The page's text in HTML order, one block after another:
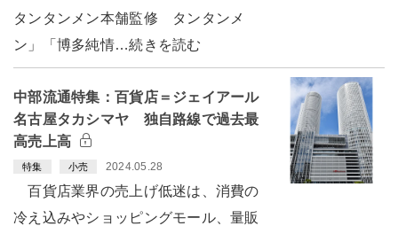
タンタンメン本舗監修 タンタンメ
ン」「博多純情…続きを読む
中部流通特集：百貨店＝ジェイアール
名古屋タカシマヤ 独自路線で過去最
高売上高
特集 小売 2024.05.28
百貨店業界の売上げ低迷は、消費の
冷え込みやショッピングモール、量販